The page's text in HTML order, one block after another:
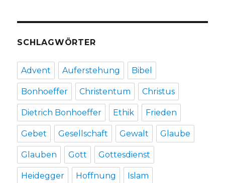
Christoph
SCHLAGWÖRTER
Advent Auferstehung Bibel
Bonhoeffer Christentum Christus
Dietrich Bonhoeffer Ethik Frieden
Gebet Gesellschaft Gewalt Glaube
Glauben Gott Gottesdienst
Heidegger Hoffnung Islam